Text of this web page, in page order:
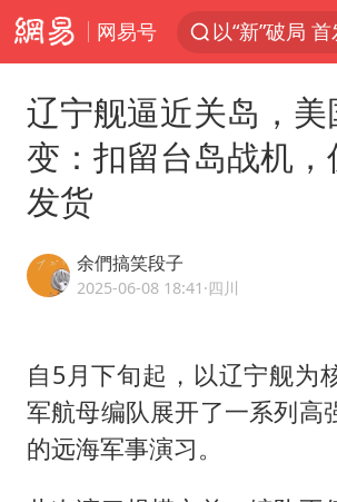
网易号
辽宁舰逼近关岛，
变：扣留台岛战机，
发货
余們搞笑段子
2025-06-08 18:41 ·四川
自5月下旬起，以辽宁舰为
军航母编队展开了一系列高
的远海军事演习。